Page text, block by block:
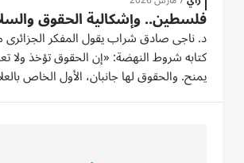
فلسطين.. وإشكالية الحقوق
د. ناجى صادق شراب يقول المفكر
كتابه شروط النهضة: «إن الحقوق تؤخذ ولا
يمنح. والحقوق لها جانبان، الأول الخاص
والمستعمر الذي يلغي كل الحقوق السياسية